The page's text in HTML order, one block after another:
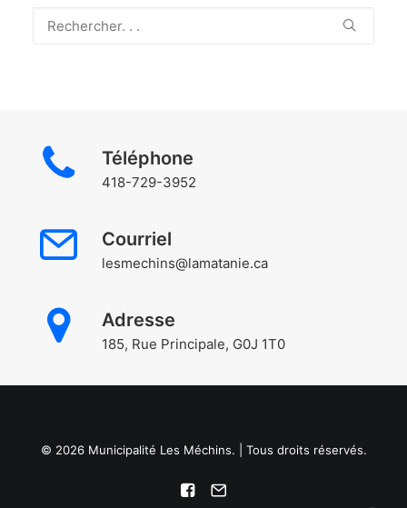
Téléphone
418-729-3952
Courriel
lesmechins@lamatanie.ca
Adresse
185, Rue Principale, G0J 1T0
© 2026 Municipalité Les Méchins. | Tous droits réservés.